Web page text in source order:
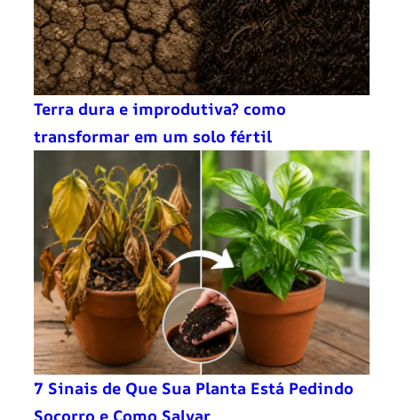
Terra dura e improdutiva? como
transformar em um solo fértil
7 Sinais de Que Sua Planta Está Pedindo
Socorro e Como Salvar